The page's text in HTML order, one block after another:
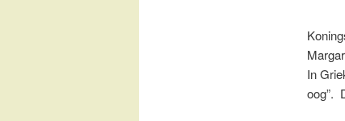
In
oog”.